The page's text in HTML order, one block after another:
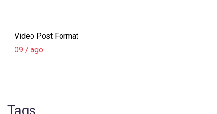
Video Post Format
09 / ago
Tags